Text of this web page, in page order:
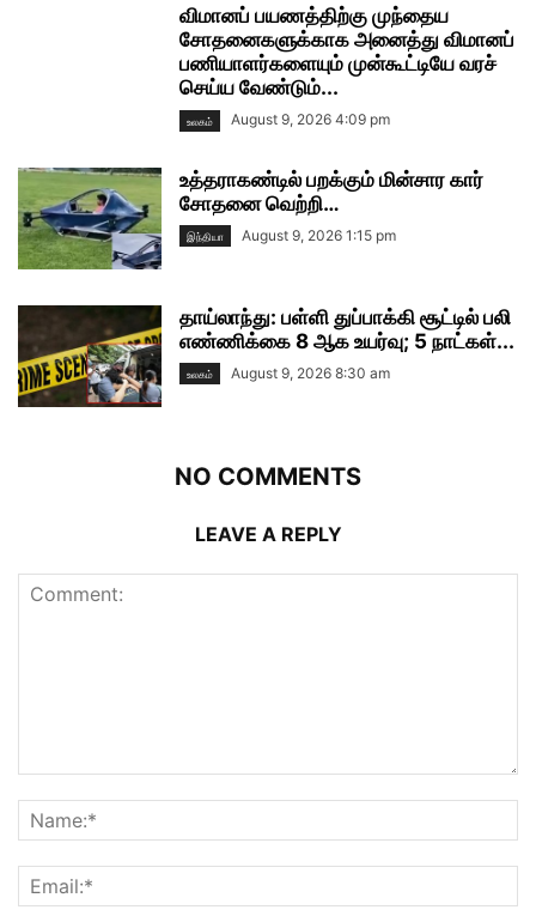
விமானப் பயணத்திற்கு முந்தைய
சோதனைகளுக்காக அனைத்து விமானப்
பணியாளர்களையும் முன்கூட்டியே வரச்
செய்ய வேண்டும்...
உலகம் August 9, 2026 4:09 pm
உத்தராகண்டில் பறக்கும் மின்சார கார்
சோதனை வெற்றி…
இந்தியா August 9, 2026 1:15 pm
தாய்லாந்து: பள்ளி துப்பாக்கி சூட்டில் பலி
எண்ணிக்கை 8 ஆக உயர்வு; 5 நாட்கள்...
உலகம் August 9, 2026 8:30 am
NO COMMENTS
LEAVE A REPLY